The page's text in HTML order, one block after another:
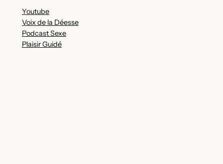
Youtube
Voix de la Déesse
Podcast Sexe
Plaisir Guidé